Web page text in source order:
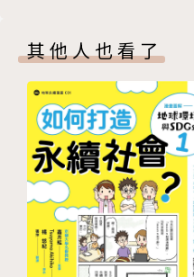
繪者介紹
BO2
1968年生，復興美工畢
者，曾為資深商品設計
計過無數種文具禮品卡
專欄，畫過無數本書籍
搞笑文章，發表過無數
報，出過幾本字比圖多
大平面媒體。現職：怪
人。
其他人也看了